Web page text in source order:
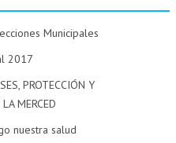
Municipales
2017
PROTECCIÓN Y
MERCED
nuestra salud